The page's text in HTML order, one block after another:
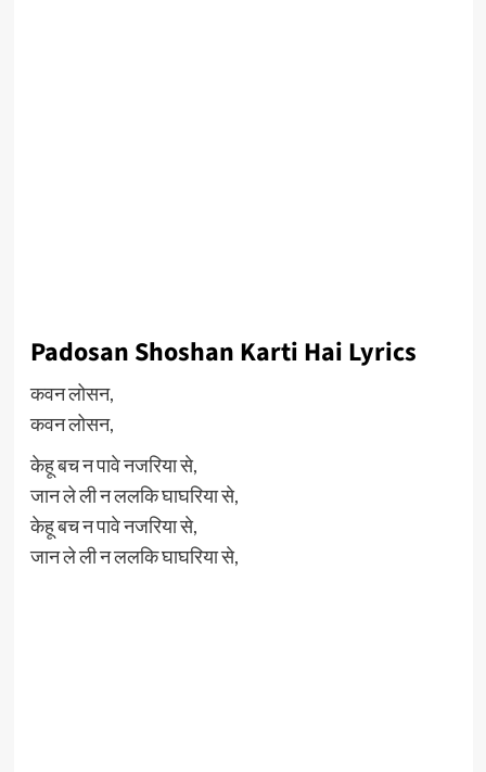
Padosan Shoshan Karti Hai Lyrics
कवन लोसन,
कवन लोसन,
केहू बच न पावे नजरिया से,
जान ले ली न ललकि घाघरिया से,
केहू बच न पावे नजरिया से,
जान ले ली न ललकि घाघरिया से,